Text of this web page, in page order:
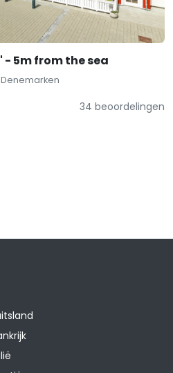
5m from the sea
34 beoordelingen